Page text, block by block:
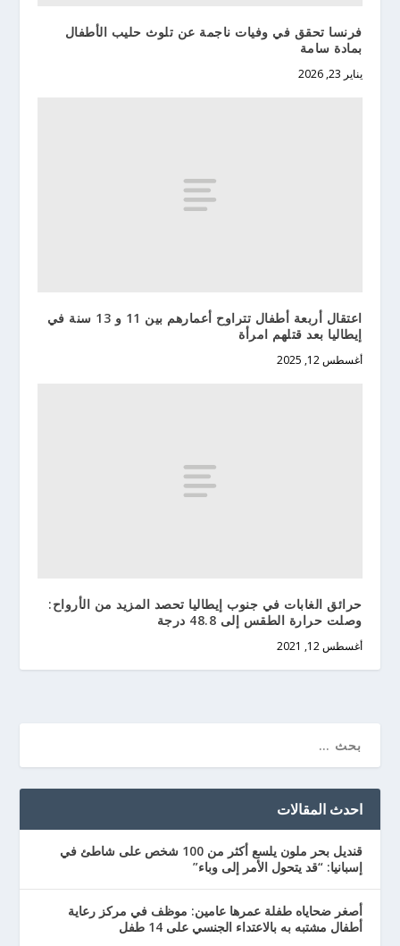
فرنسا تحقق في وفيات ناجمة عن تلوث حليب الأطفال
بمادة سامة
يناير 23, 2026
اعتقال أربعة أطفال تتراوح أعمارهم بين 11 و 13 سنة في
إيطاليا بعد قتلهم امرأة
أغسطس 12, 2025
حرائق الغابات في جنوب إيطاليا تحصد المزيد من الأرواح:
وصلت حرارة الطقس إلى 48.8 درجة
أغسطس 12, 2021
احدث المقالات
قنديل بحر ملون يلسع أكثر من 100 شخص على شاطئ في
إسبانيا: “قد يتحول الأمر إلى وباء”
أصغر ضحاياه طفلة عمرها عامين: موظف في مركز رعاية
أطفال مشتبه به بالاعتداء الجنسي على 14 طفل